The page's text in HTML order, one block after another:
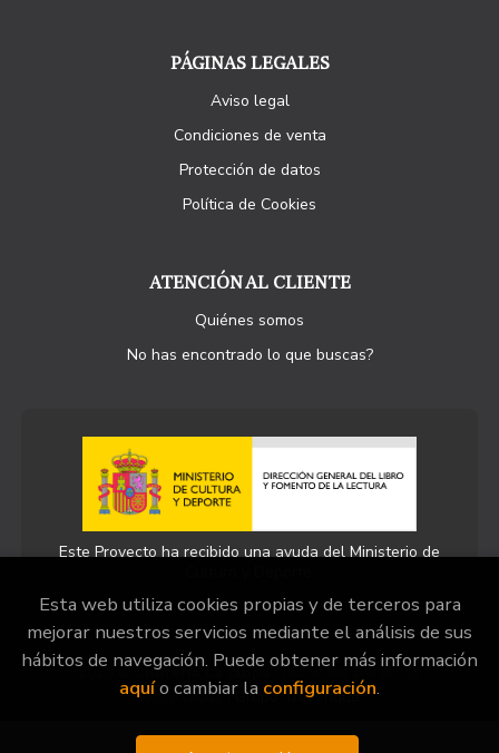
PÁGINAS LEGALES
Aviso legal
Condiciones de venta
Protección de datos
Política de Cookies
ATENCIÓN AL CLIENTE
Quiénes somos
No has encontrado lo que buscas?
Este Proyecto ha recibido una ayuda del Ministerio de
2026 © Llibreria La Llopa . Todos los Derechos
Reservados | Grupo Trevenque
Esta web utiliza cookies propias y de terceros para
mejorar nuestros servicios mediante el análisis de sus
hábitos de navegación. Puede obtener más información
aquío cambiar la configuración.